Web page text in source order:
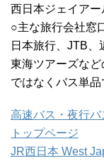
西日本ジェイアー
○主な旅行会社窓
日本旅行、JTB
東海ツアーズな
ではなくバス単品
高速バス・夜行バ
トップページ
JR西日本 West